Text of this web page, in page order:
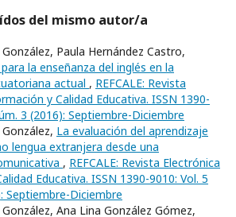
del mismo autor/a
Paula Hernández Castro,
la enseñanza del inglés en la
actual , REFCALE: Revista
y Calidad Educativa. ISSN 1390-
3 (2016): Septiembre-Diciembre
La evaluación del aprendizaje
lengua extranjera desde una
, REFCALE: Revista Electrónica
Educativa. ISSN 1390-9010: Vol. 5
Septiembre-Diciembre
Ana Lina González Gómez,